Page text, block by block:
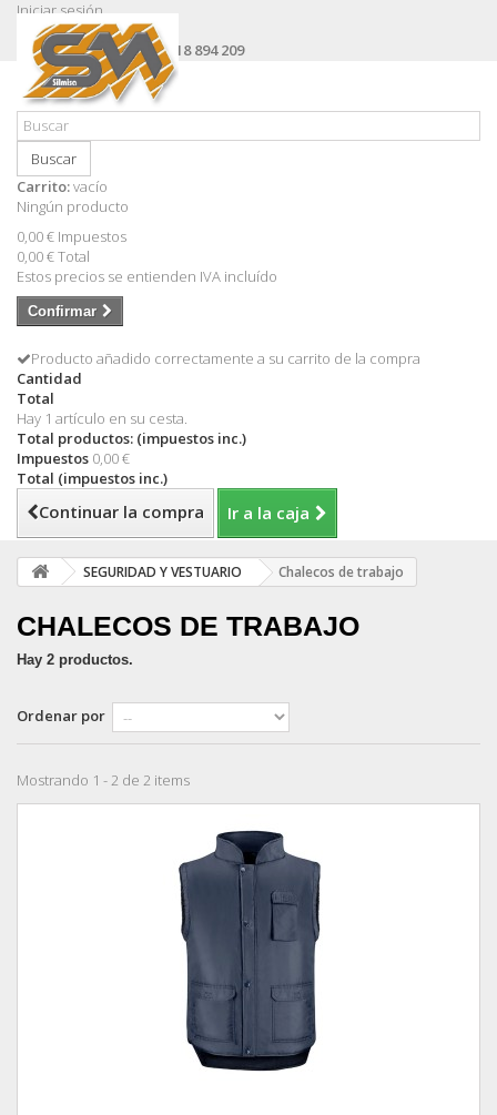
Iniciar sesión
Contacte con nosotros
Llámanos ahora:+34 618 894 209
Buscar
Carrito:vacío
Ningún producto
0,00 € Impuestos
0,00 €Total
Estos precios se entienden IVA incluído
Confirmar
Producto añadido correctamente a su carrito de la compra
Cantidad
Total
Hay 1 artículo en su cesta.
Total productos: (impuestos inc.)
Impuestos 0,00 €
Total (impuestos inc.)
Continuar la compra Ir a la caja
SEGURIDAD Y VESTUARIO Chalecos de trabajo
CHALECOS DE TRABAJO
Hay 2 productos.
Ordenar por
Mostrando 1 - 2 de 2 items